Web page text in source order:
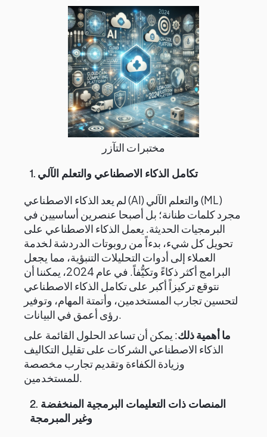
مختبرات التآزر
1. تكامل الذكاء الاصطناعي والتعلم الآلي
لم يعد الذكاء الاصطناعي (AI) والتعلم الآلي (ML)
مجرد كلمات طنانة؛ بل أصبحا عنصرين أساسيين في
البرمجيات الحديثة. يعمل الذكاء الاصطناعي على
تحويل كل شيء، بدءاً من روبوتات الدردشة لخدمة
العملاء إلى أدوات التحليلات التنبؤية، مما يجعل
البرامج أكثر ذكاءً وتكيُّفاً. في عام 2024، يمكننا أن
نتوقع تركيزاً أكبر على تكامل الذكاء الاصطناعي
لتحسين تجارب المستخدمين، وأتمتة المهام، وتوفير
رؤى أعمق في البيانات.
ما أهمية ذلك: يمكن أن تساعد الحلول القائمة على
الذكاء الاصطناعي الشركات على تقليل التكاليف
وزيادة الكفاءة وتقديم تجارب مخصصة
للمستخدمين.
2. المنصات ذات التعليمات البرمجية المنخفضة
وغير المبرمجة